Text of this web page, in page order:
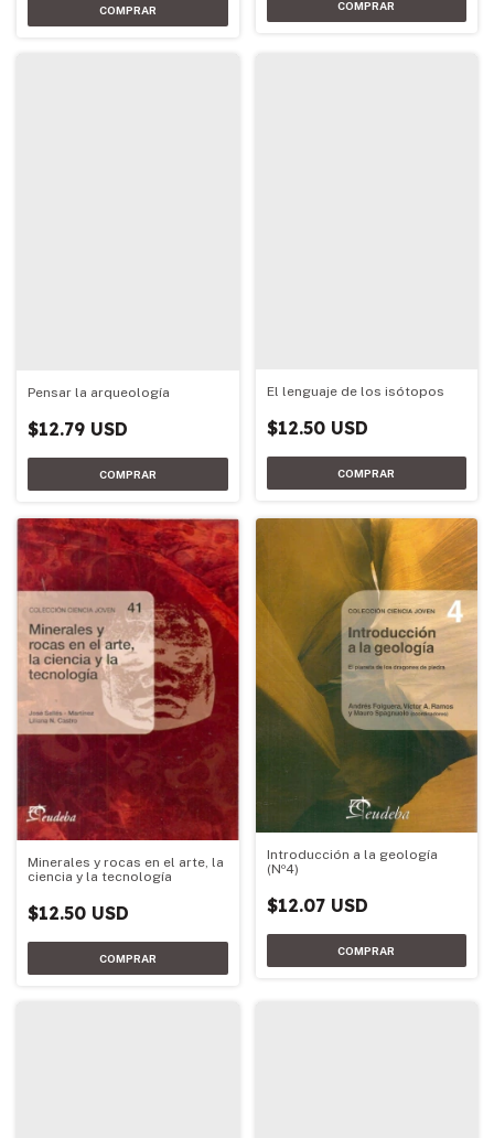
Pensar la arqueología
$12.79 USD
El lenguaje de los isótopos
$12.50 USD
Minerales y rocas en el arte, la
ciencia y la tecnología
$12.50 USD
Introducción a la geología
(Nº4)
$12.07 USD